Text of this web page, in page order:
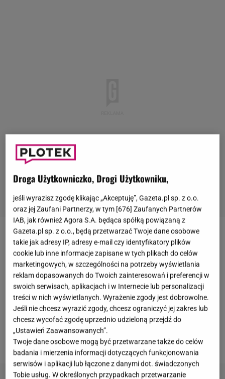
Anna Przybylska, choć popularność zyskała jako
aktorka, karierę zaczynała od modelingu. Należała
do agencji modelek Perfect Studio, a w 1994 roku
dotarła do pierwszej trójki konkursu Twarz Roku. Na
ekranie zadebiutowała trzy lata później wfilmie
Radosława Piwowarskiego "Ciemna strona Wenus".
Już rok później dostała rolę w serialu "
Złotopolscy
która przyniosła jej największą rozpoznawalność.
Droga Użytkowniczko, Drogi Użytkowniku,
jeśli wyrazisz zgodę klikając „Akceptuję”, Gazeta.pl sp. z o.o.
oraz jej Zaufani Partnerzy, w tym [676] Zaufanych Partnerów
IAB, jak również Agora S.A. będąca spółką powiązaną z
Gazeta.pl sp. z o.o., będą przetwarzać Twoje dane osobowe
takie jak adresy IP, adresy e-mail czy identyfikatory plików
cookie lub inne informacje zapisane w tych plikach do celów
marketingowych, w szczególności na potrzeby wyświetlania
reklam dopasowanych do Twoich zainteresowań i preferencji w
swoich serwisach, aplikacjach i w Internecie lub personalizacji
treści w nich wyświetlanych. Wyrażenie zgody jest dobrowolne.
Jeśli nie chcesz wyrazić zgody, chcesz ograniczyć jej zakres lub
chcesz wycofać zgodę uprzednio udzieloną przejdź do
„Ustawień Zaawansowanych”.
Twoje dane osobowe mogą być przetwarzane także do celów
badania i mierzenia informacji dotyczących funkcjonowania
serwisów i aplikacji lub łączone z danymi dot. świadczonych
Tobie usług. W określonych przypadkach przetwarzanie